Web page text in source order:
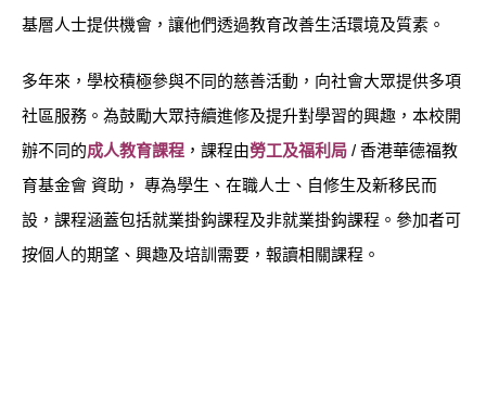
基層人士提供機會，讓他們透過教育改善生活環境及質素。
多年來，學校積極參與不同的慈善活動 ，向社會大眾提供多項
社區服務。為鼓勵大眾持續進修及提升對學習的興趣，本校開
辦不同的成人教育課程 ，課程由勞工及福利局 / 香港華德福教
育基金會 資助， 專為學生、在職人士、自修生及新移民而
設，課程涵蓋包括就業掛鈎課程及非就業掛鈎課程。參加者可
按個人的期望、興趣及培訓需要，報讀相關課程 。